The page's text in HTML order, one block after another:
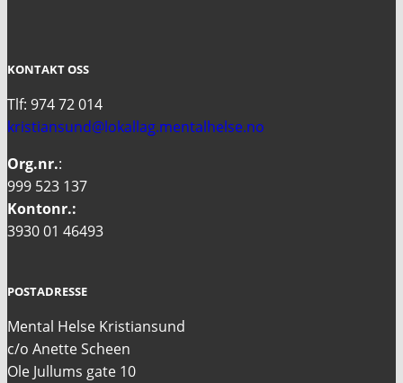
KONTAKT OSS
Tlf: 974 72 014
kristiansund@lokallag.mentalhelse.no
Org.nr.:
999 523 137
Kontonr.:
3930 01 46493
POSTADRESSE
Mental Helse Kristiansund
c/o Anette Scheen
Ole Jullums gate 10